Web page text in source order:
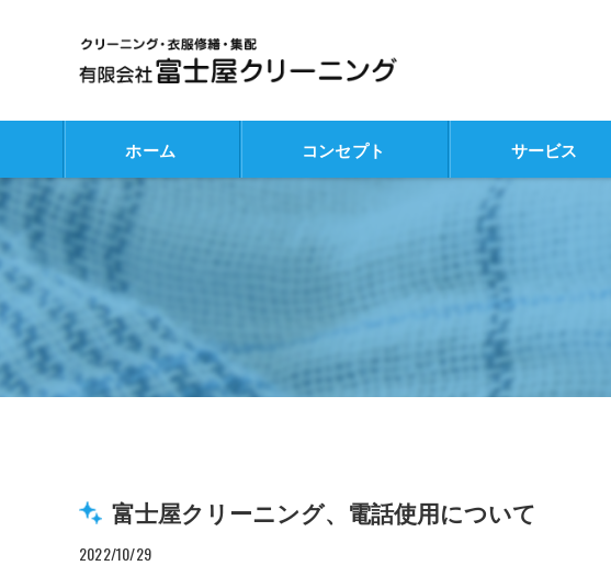
ホーム コンセプト サービス
富士屋クリーニング、電話使用について
2022/10/29